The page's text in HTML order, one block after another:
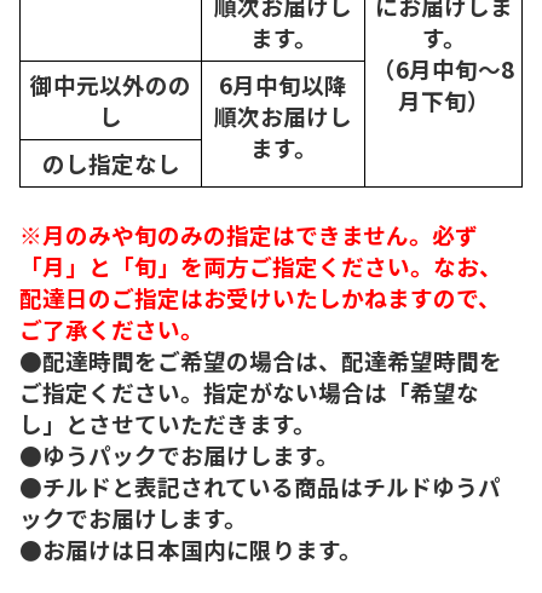
ます。
す。
（6月中旬～8
月下旬）
御中元以外のの
し
6月中旬以降
順次お届けし
ます。
のし指定なし
※月のみや旬のみの指定はできません。必ず
「月」と「旬」を両方ご指定ください。なお、
配達日のご指定はお受けいたしかねますので、
ご了承ください。
●配達時間をご希望の場合は、配達希望時間を
ご指定ください。指定がない場合は「希望な
し」とさせていただきます。
●ゆうパックでお届けします。
●チルドと表記されている商品はチルドゆうパ
ックでお届けします。
●お届けは日本国内に限ります。